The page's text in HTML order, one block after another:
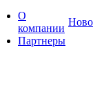
О
компании
Партнеры